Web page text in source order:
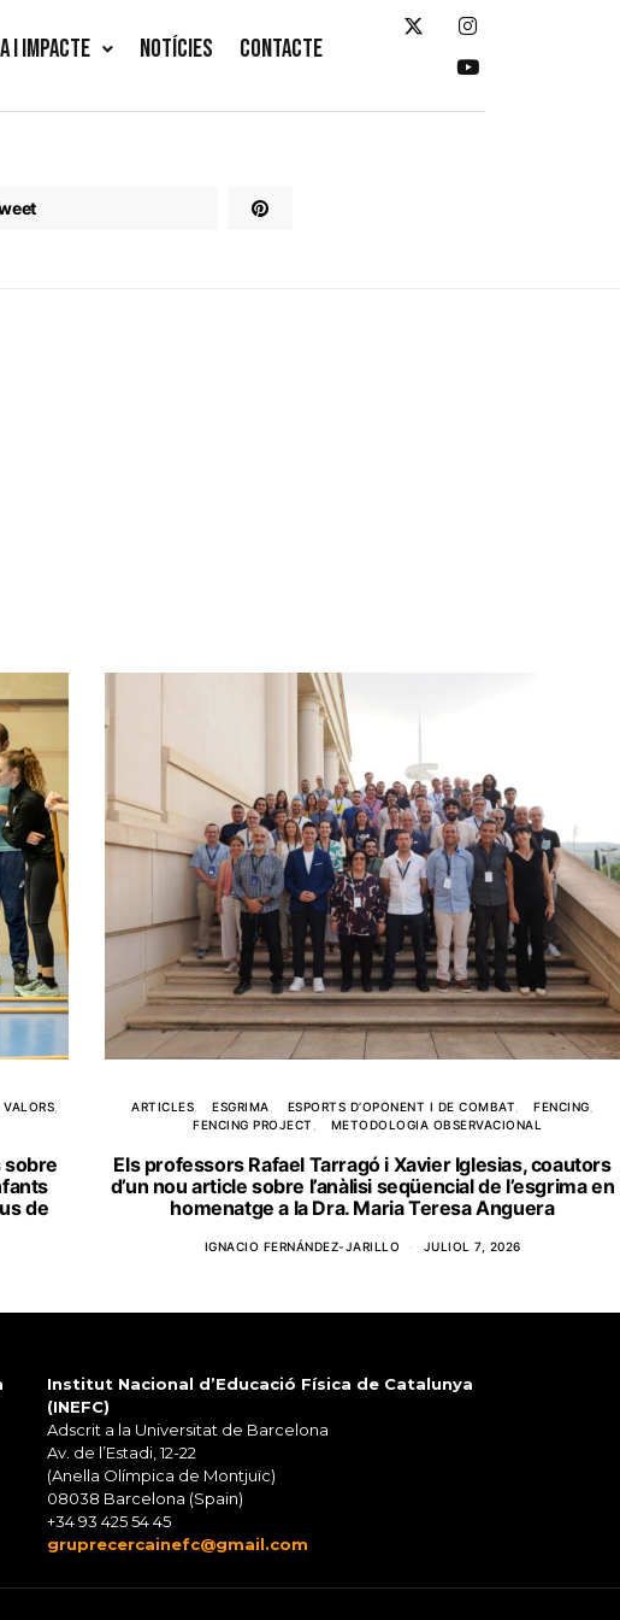
I IMPACTE NOTÍCIES CONTACTE
sobre
de
ARTICLES ESGRIMA ESPORTS D’OPONENT I DE COMBAT
FENCING
FENCING PROJECT
METODOLOGIA OBSERVACIONAL
Els professors Rafael Tarragó i Xavier Iglesias, coautors
d’un nou article sobre l’anàlisi seqüencial de l’esgrima en
homenatge a la Dra. Maria Teresa Anguera
IGNACIO FERNÁNDEZ-JARILLO JULIOL 7, 2026
Institut Nacional d’Educació Física de Catalunya
(INEFC)
Adscrit a la Universitat de Barcelona
Av. de l’Estadi, 12-22
(Anella Olímpica de Montjuïc)
08038 Barcelona (Spain)
+34 93 425 54 45
gruprecercainefc@gmail.com